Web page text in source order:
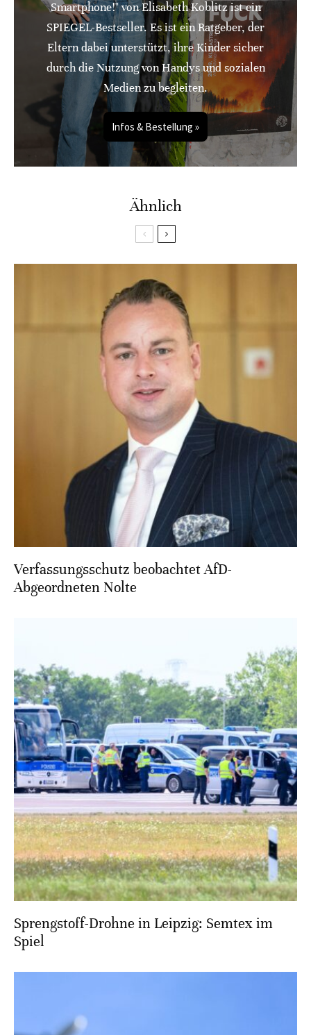
Smartphone!" von Elisabeth Koblitz ist ein
SPIEGEL-Bestseller. Es ist ein Ratgeber, der
Eltern dabei unterstützt, ihre Kinder sicher
durch die Nutzung von Handys und sozialen
Medien zu begleiten.
Infos & Bestellung »
Ähnlich
Verfassungsschutz beobachtet AfD-
Abgeordneten Nolte
Sprengstoff-Drohne in Leipzig: Semtex im
Spiel